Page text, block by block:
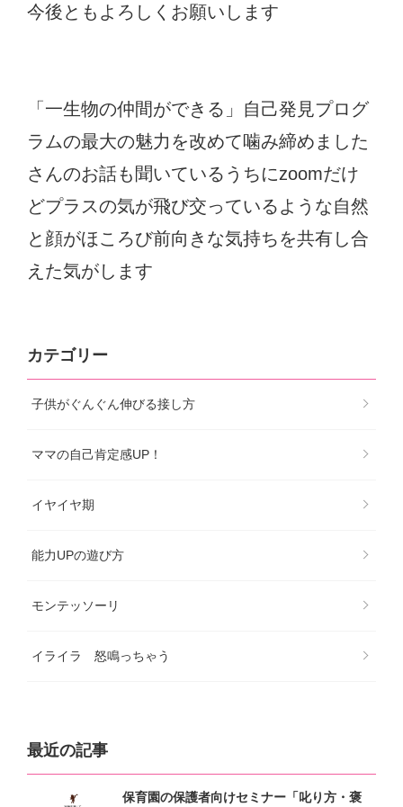
今後ともよろしくお願いします
「一生物の仲間ができる」自己発見プログ
ラムの最大の魅力を改めて噛み締めました
さんのお話も聞いているうちにzoomだけ
どプラスの気が飛び交っているような自然
と顔がほころび前向きな気持ちを共有し合
えた気がします
カテゴリー
子供がぐんぐん伸びる接し方
ママの自己肯定感UP！
イヤイヤ期
能力UPの遊び方
モンテッソーリ
イライラ 怒鳴っちゃう
最近の記事
保育園の保護者向けセミナー「叱り方・褒